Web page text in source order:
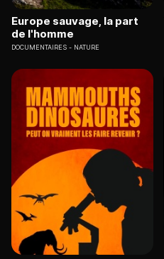
Europe sauvage, la part
de l'homme
DOCUMENTAIRES NATURE